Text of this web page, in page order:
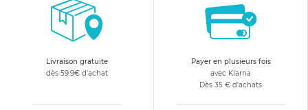
Livraison gratuite
dès 59.9€ d'achat
Payer en plusieurs fois
avec Klarna
Dès 35 € d'achats